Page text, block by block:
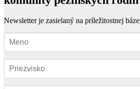
Newsletter je zasielaný na príležitostnej báze